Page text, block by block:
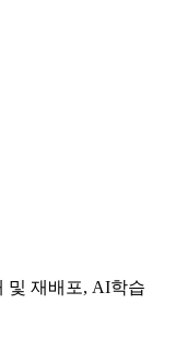
및 재배포, AI학습